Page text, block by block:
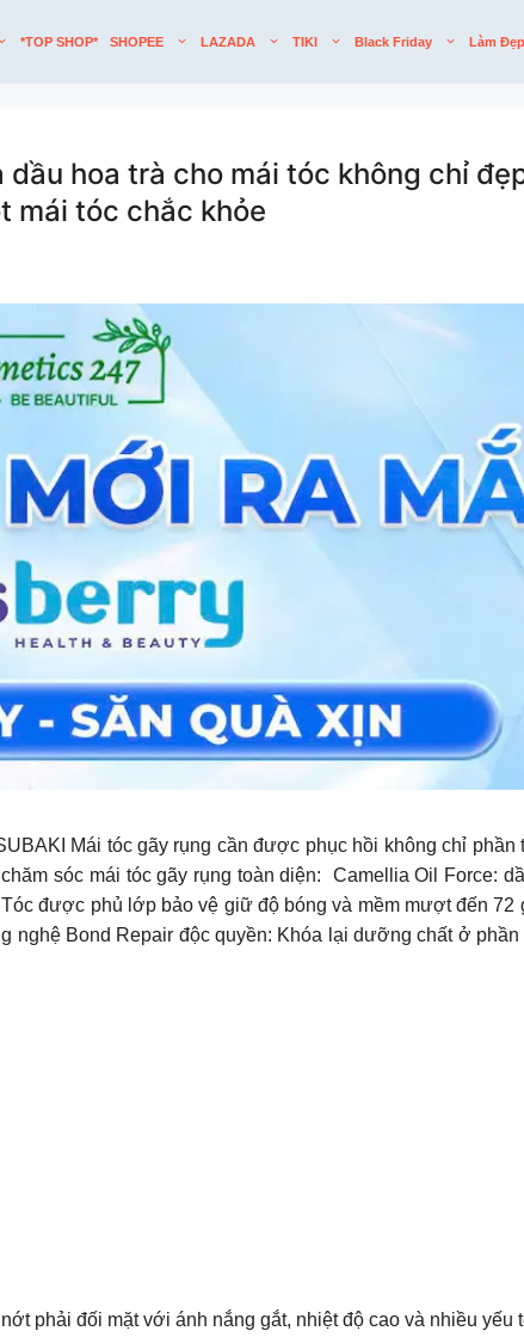
*TOP SHOP* SHOPEE LAZADA TIKI Black Friday Làm Đẹp
hoa trà cho mái tóc không chỉ
mái tóc chắc khỏe
Mái tóc gãy rụng cần được phục hồi không chỉ phần
sóc mái tóc gãy rụng toàn diện: Camellia Oil Force:
được phủ lớp bảo vệ giữ độ bóng và mềm mượt đến 72
Bond Repair độc quyền: Khóa lại dưỡng chất ở
phải đối mặt với ánh nắng gắt, nhiệt độ cao và nhiều yếu